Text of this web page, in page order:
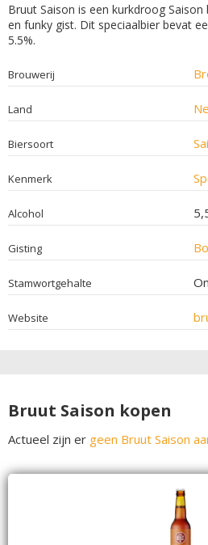
Bruut Saison is een kurkdroog
en funky gist. Dit speciaalbier bevat
5.5%.
Brouwerij
Land
Biersoort
Kenmerk
Alcohol
Gisting
Stamwortgehalte
Website
Bruut Saison kopen
Actueel zijn er geen Bruut Saison